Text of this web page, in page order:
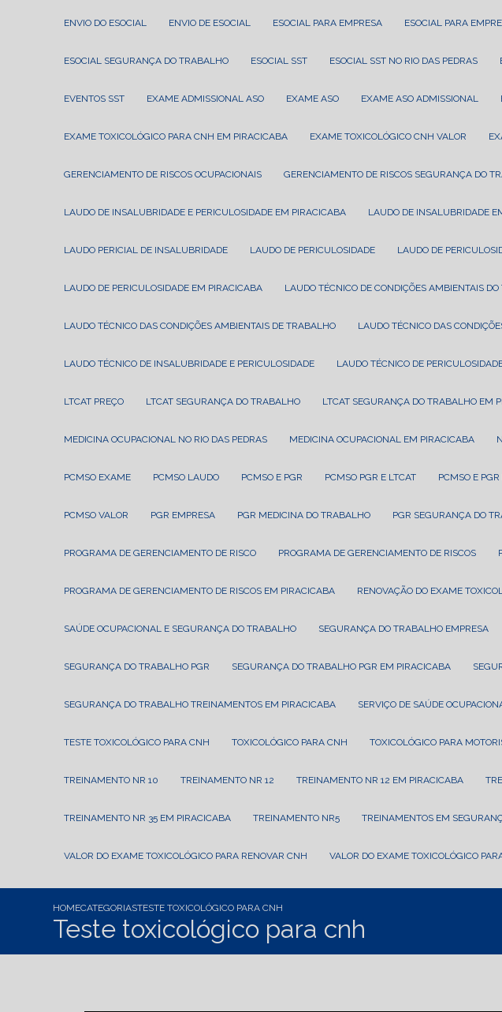
ENVIO DO ESOCIAL ENVIO DE ESOCIAL ESOCIAL PARA EMPRESA ESOCIAL PARA
ESOCIAL SEGURANÇA DO TRABALHO ESOCIAL SST ESOCIAL SST NO RIO DAS PEDRAS
EVENTOS SST EXAME ADMISSIONAL ASO EXAME ASO EXAME ASO ADMISSIONAL
EXAME TOXICOLÓGICO PARA CNH EM PIRACICABA EXAME TOXICOLÓGICO CNH VALOR
GERENCIAMENTO DE RISCOS OCUPACIONAIS GERENCIAMENTO DE RISCOS SEGURANÇA DO
LAUDO DE INSALUBRIDADE E PERICULOSIDADE EM PIRACICABA LAUDO DE INSALUBRIDADE
LAUDO PERICIAL DE INSALUBRIDADE LAUDO DE PERICULOSIDADE LAUDO DE
LAUDO DE PERICULOSIDADE EM PIRACICABA LAUDO TÉCNICO DE CONDIÇÕES AMBIENTAIS
LAUDO TÉCNICO DAS CONDIÇÕES AMBIENTAIS DE TRABALHO LAUDO TÉCNICO DAS
LAUDO TÉCNICO DE INSALUBRIDADE E PERICULOSIDADE LAUDO TÉCNICO DE
LTCAT PREÇO LTCAT SEGURANÇA DO TRABALHO LTCAT SEGURANÇA DO TRABALHO EM
MEDICINA OCUPACIONAL NO RIO DAS PEDRAS MEDICINA OCUPACIONAL EM PIRACICABA
PCMSO EXAME PCMSO LAUDO PCMSO E PGR PCMSO PGR E LTCAT PCMSO E
PCMSO VALOR PGR EMPRESA PGR MEDICINA DO TRABALHO PGR SEGURANÇA DO
PROGRAMA DE GERENCIAMENTO DE RISCO PROGRAMA DE GERENCIAMENTO DE RISCOS
PROGRAMA DE GERENCIAMENTO DE RISCOS EM PIRACICABA RENOVAÇÃO DO EXAME
SAÚDE OCUPACIONAL E SEGURANÇA DO TRABALHO SEGURANÇA DO TRABALHO EMPRESA
SEGURANÇA DO TRABALHO PGR SEGURANÇA DO TRABALHO PGR EM PIRACICABA
SEGURANÇA DO TRABALHO TREINAMENTOS EM PIRACICABA SERVIÇO DE SAÚDE
TESTE TOXICOLÓGICO PARA CNH TOXICOLÓGICO PARA CNH TOXICOLÓGICO PARA
TREINAMENTO NR 10 TREINAMENTO NR 12 TREINAMENTO NR 12 EM PIRACICABA
TREINAMENTO NR 35 EM PIRACICABA TREINAMENTO NR5 TREINAMENTOS EM
VALOR DO EXAME TOXICOLÓGICO PARA RENOVAR CNH VALOR DO EXAME TOXICOLÓGICO
HOMECATEGORIASTESTE TOXICOLÓGICO PARA CNH
Teste toxicológico para cnh